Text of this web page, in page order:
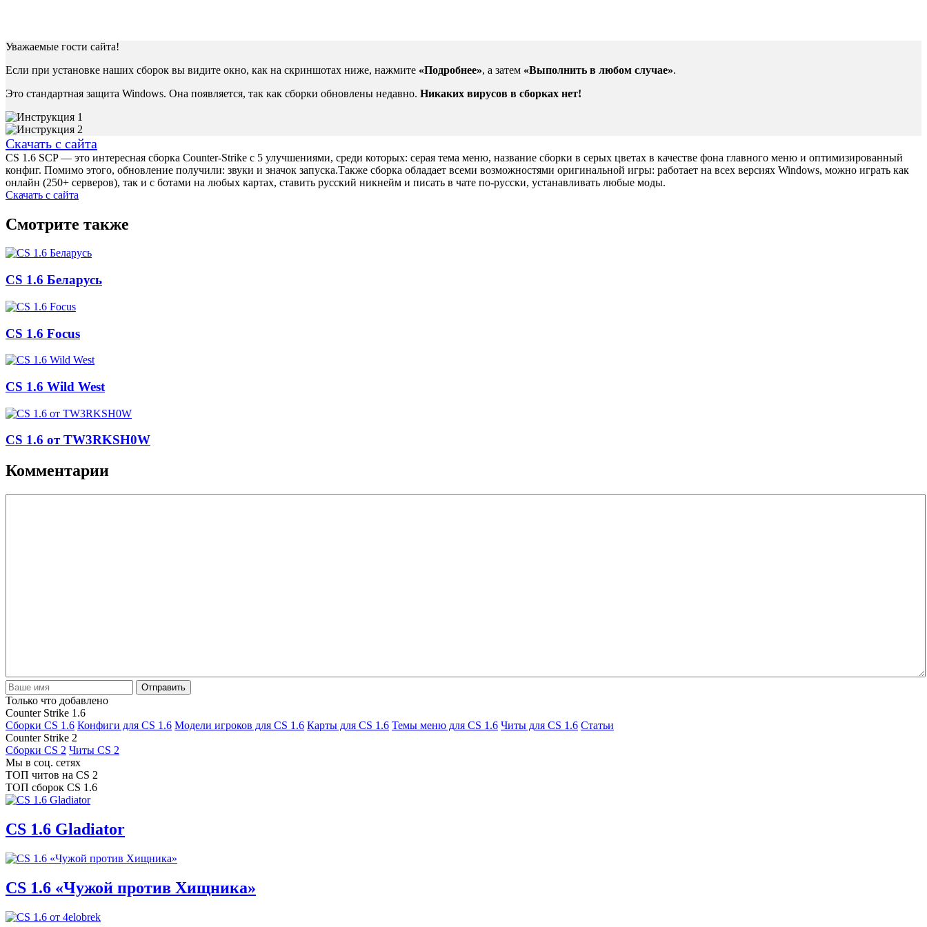
Уважаемые гости сайта!
Если при установке наших сборок вы видите окно, как на скриншотах ниже, нажмите «Подробнее», а затем «Выполнить в любом случае».
Это стандартная защита Windows. Она появляется, так как сборки обновлены недавно. Никаких вирусов в сборках нет!
Скачать с сайта
CS 1.6 SCP — это интересная сборка Counter-Strike с 5 улучшениями, среди которых: серая тема меню, название сборки в серых цветах в качестве фона главного меню и оптимизированный
конфиг. Помимо этого, обновление получили: звуки и значок запуска.Также сборка обладает всеми возможностями оригинальной игры: работает на всех версиях Windows, можно играть как
онлайн (250+ серверов), так и с ботами на любых картах, ставить русский никнейм и писать в чате по-русски, устанавливать любые моды.
Скачать с сайта
Смотрите также
CS 1.6 Беларусь
CS 1.6 Focus
CS 1.6 Wild West
CS 1.6 от TW3RKSH0W
Комментарии
Отправить
Только что добавлено
Counter Strike 1.6
Сборки CS 1.6 Конфиги для CS 1.6 Модели игроков для CS 1.6 Карты для CS 1.6 Темы меню для CS 1.6 Читы для CS 1.6 Статьи
Counter Strike 2
Сборки CS 2 Читы CS 2
Мы в соц. сетях
ТОП читов на CS 2
ТОП сборок CS 1.6
CS 1.6 Gladiator
CS 1.6 «Чужой против Хищника»